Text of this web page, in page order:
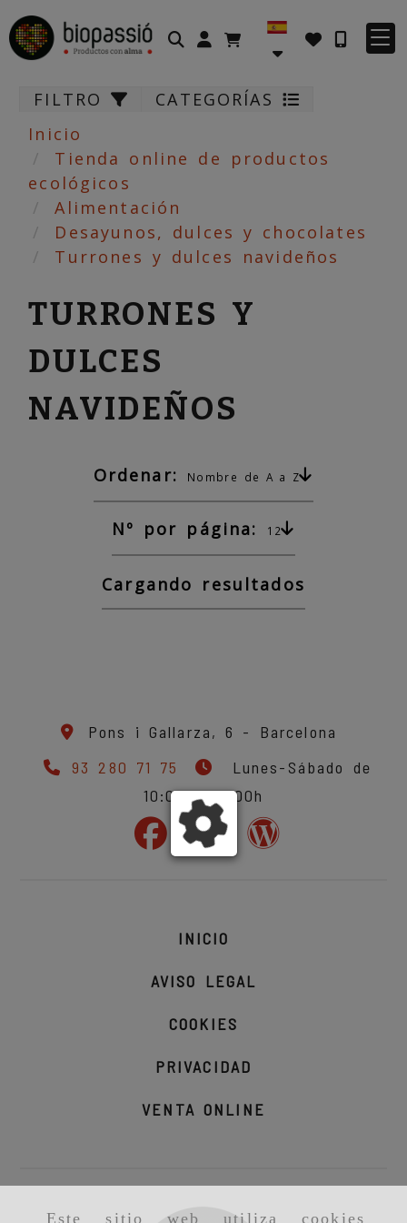
Este sitio web utiliza cookies
Identifícate
FILTRO
CATEGORÍAS
Inicio
Tienda online de productos
ecológicos
Alimentación
Desayunos, dulces y chocolates
Turrones y dulces navideños
TURRONES Y
DULCES
NAVIDEÑOS
Ordenar: Nombre de A a Z
Nº por página: 12
Cargando resultados
Pons i Gallarza, 6 - Barcelona
93 280 71 75
Lunes-Sábado de
10:00 a 21:00h
INICIO
AVISO LEGAL
COOKIES
PRIVACIDAD
VENTA ONLINE